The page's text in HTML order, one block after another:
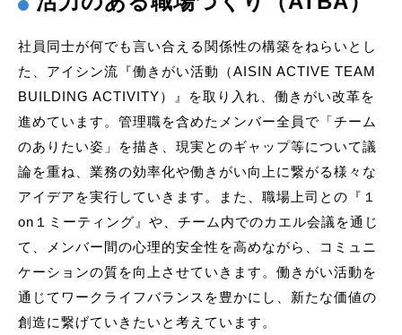
社員同士が何でも言い合える関係性の構築をねらいとし
た、アイシン流『働きがい活動（AISIN ACTIVE TEAM
BUILDING ACTIVITY）』を取り入れ、働きがい改革を
進めています。管理職を含めたメンバー全員で「チーム
のありたい姿」を描き、現実とのギャップ等について議
論を重ね、業務の効率化や働きがい向上に繋がる様々な
アイデアを実行していきます。また、職場上司との『１
on１ミーティング』や、チーム内でのカエル会議を通じ
て、メンバー間の心理的安全性を高めながら、コミュニ
ケーションの質を向上させていきます。働きがい活動を
通じてワークライフバランスを豊かにし、新たな価値の
創造に繋げていきたいと考えています。